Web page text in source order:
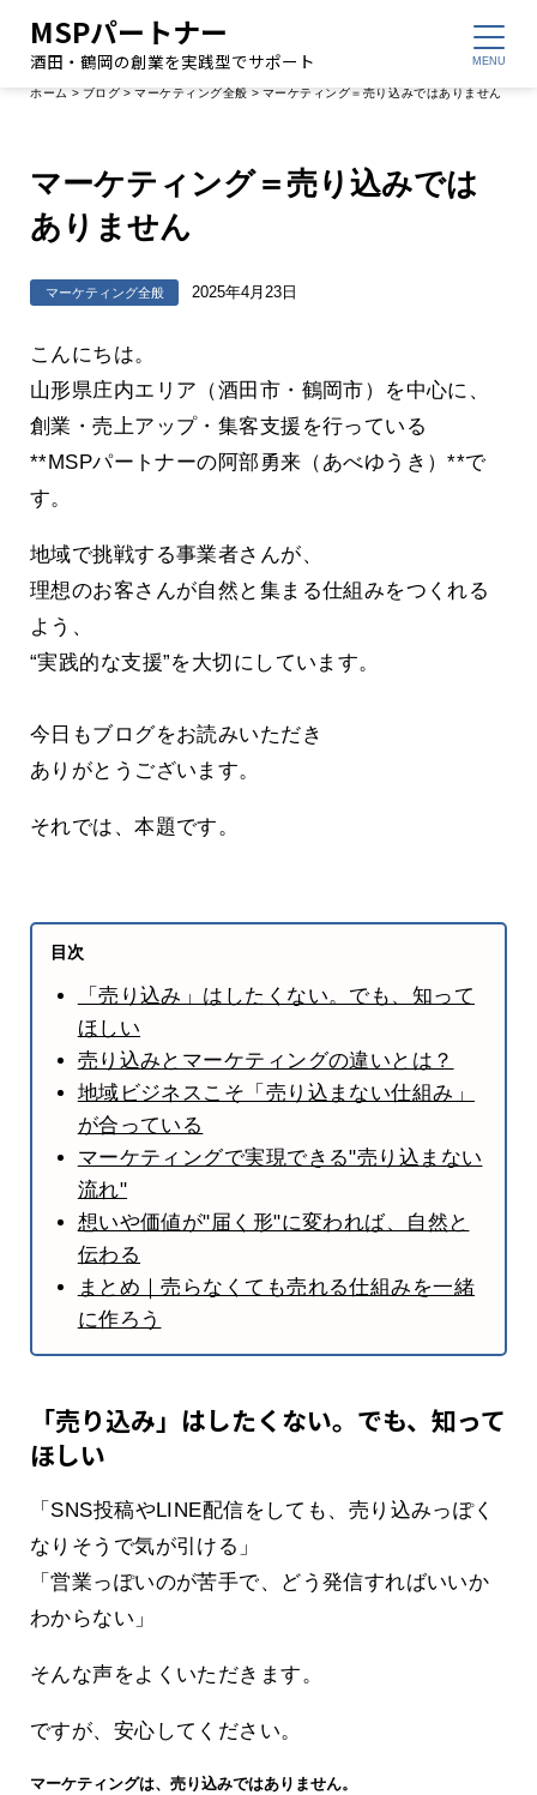
MSPパートナー
酒田・鶴岡の創業を実践型でサポート
ホーム > ブログ >マーケティング全般 > マーケティング＝売り込みではありません
マーケティング＝売り込みでは
ありません
マーケティング全般 2025年4月23日
こんにちは。
山形県庄内エリア（酒田市・鶴岡市）を中心に、
創業・売上アップ・集客支援を行っている
**MSPパートナーの阿部勇来（あべゆうき）**で
す。
地域で挑戦する事業者さんが、
理想のお客さんが自然と集まる仕組みをつくれる
よう、
“実践的な支援”を大切にしています。
今日もブログをお読みいただき
ありがとうございます。
それでは、本題です。
目次
「売り込み」はしたくない。でも、知って
ほしい
売り込みとマーケティングの違いとは？
地域ビジネスこそ「売り込まない仕組み」
が合っている
マーケティングで実現できる"売り込まない
流れ"
想いや価値が"届く形"に変われば、自然と
伝わる
まとめ｜売らなくても売れる仕組みを一緒
に作ろう
「売り込み」はしたくない。でも、知って
ほしい
「SNS投稿やLINE配信をしても、売り込みっぽく
なりそうで気が引ける」
「営業っぽいのが苦手で、どう発信すればいいか
わからない」
そんな声をよくいただきます。
ですが、安心してください。
マーケティングは、売り込みではありません。